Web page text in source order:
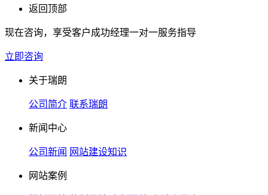
返回顶部
现在咨询，享受客户成功经理一对一服务指导
立即咨询
关于瑞朗
公司简介 联系瑞朗
新闻中心
公司新闻 网站建设知识
网站案例